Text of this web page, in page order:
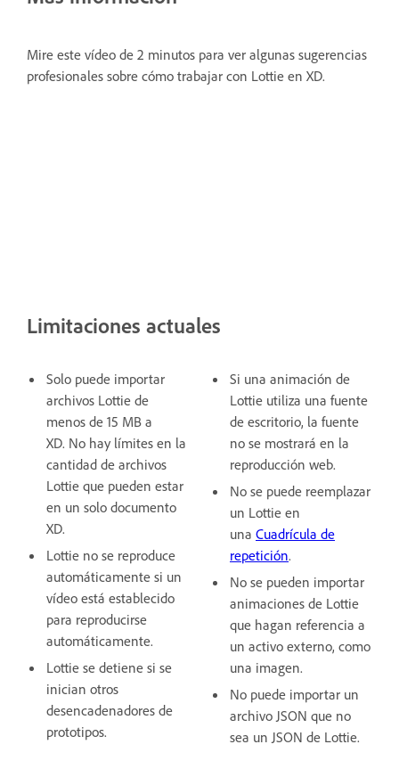
Mire este vídeo de 2 minutos para ver algunas sugerencias
profesionales sobre cómo trabajar con Lottie en XD.
Limitaciones actuales
Solo puede importar
archivos Lottie de
menos de 15 MB a
XD. No hay límites en la
cantidad de archivos
Lottie que pueden estar
en un solo documento
XD.
Lottie no se reproduce
automáticamente si un
vídeo está establecido
para reproducirse
automáticamente.
Lottie se detiene si se
inician otros
desencadenadores de
prototipos.
Si una animación de
Lottie utiliza una fuente
de escritorio, la fuente
no se mostrará en la
reproducción web.
No se puede reemplazar
un Lottie en
una Cuadrícula de
repetición.
No se pueden importar
animaciones de Lottie
que hagan referencia a
un activo externo, como
una imagen.
No puede importar un
archivo JSON que no
sea un JSON de Lottie.